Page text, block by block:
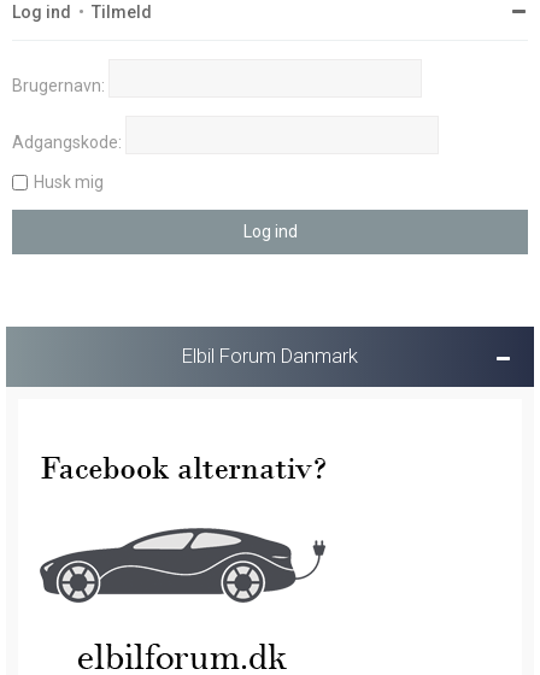
Log ind • Tilmeld
Brugernavn:
Adgangskode:
Husk mig
Elbil Forum Danmark